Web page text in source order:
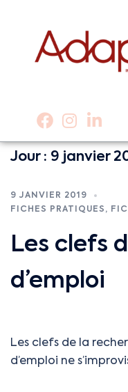
Jour : 9 janvier
9 JANVIER 2019
FICHES PRATIQUES ,
Les clefs
d’emploi
Les clefs de la
d’emploi ne